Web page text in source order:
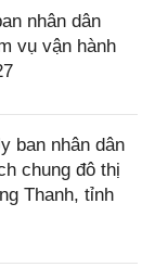
nhân dân
vụ vận hành
ban nhân dân
chung đô thị
Thanh, tỉnh